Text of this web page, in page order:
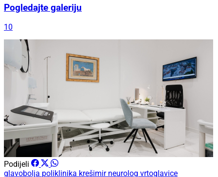
Pogledajte galeriju
10
Podijeli
glavobolja poliklinika krešimir neurolog vrtoglavice